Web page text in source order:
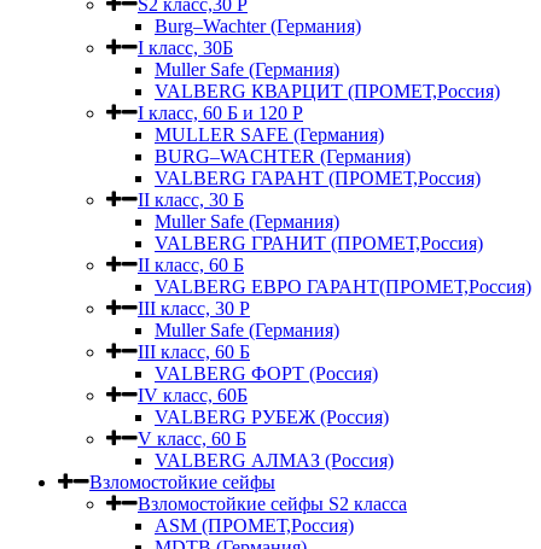
Burg–Wachter (Германия)
I класс, 30Б
Muller Safe (Германия)
VALBERG КВАРЦИТ (ПРОМЕТ,Россия)
I класс, 60 Б и 120 Р
MULLER SAFE (Германия)
BURG–WACHTER (Германия)
VALBERG ГАРАНТ (ПРОМЕТ,Россия)
II класс, 30 Б
Muller Safe (Германия)
VALBERG ГРАНИТ (ПРОМЕТ,Россия)
II класс, 60 Б
VALBERG ЕВРО ГАРАНТ(ПРОМЕТ,Россия)
III класс, 30 Р
Muller Safe (Германия)
III класс, 60 Б
VALBERG ФОРТ (Россия)
IV класс, 60Б
VALBERG РУБЕЖ (Россия)
V класс, 60 Б
VALBERG АЛМАЗ (Россия)
Взломостойкие сейфы
Взломостойкие сейфы S2 класса
ASM (ПРОМЕТ,Россия)